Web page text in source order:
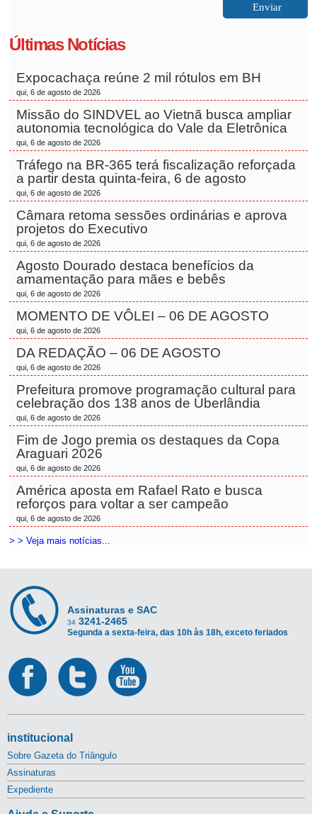
Últimas Notícias
Expocachaça reúne 2 mil rótulos em BH
qui, 6 de agosto de 2026
Missão do SINDVEL ao Vietnã busca ampliar
autonomia tecnológica do Vale da Eletrônica
qui, 6 de agosto de 2026
Tráfego na BR-365 terá fiscalização reforçada
a partir desta quinta-feira, 6 de agosto
qui, 6 de agosto de 2026
Câmara retoma sessões ordinárias e aprova
projetos do Executivo
qui, 6 de agosto de 2026
Agosto Dourado destaca benefícios da
amamentação para mães e bebês
qui, 6 de agosto de 2026
MOMENTO DE VÔLEI – 06 DE AGOSTO
qui, 6 de agosto de 2026
DA REDAÇÃO – 06 DE AGOSTO
qui, 6 de agosto de 2026
Prefeitura promove programação cultural para
celebração dos 138 anos de Uberlândia
qui, 6 de agosto de 2026
Fim de Jogo premia os destaques da Copa
Araguari 2026
qui, 6 de agosto de 2026
América aposta em Rafael Rato e busca
reforços para voltar a ser campeão
qui, 6 de agosto de 2026
> > Veja mais notícias...
Assinaturas e SAC
34 3241-2465
Segunda a sexta-feira, das 10h às 18h, exceto feriados
institucional
Sobre Gazeta do Triângulo
Assinaturas
Expediente